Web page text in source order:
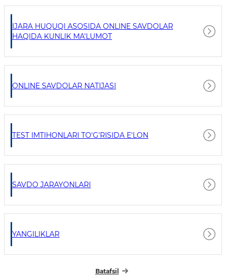
IJARA HUQUQI ASOSIDA ONLINE SAVDOLAR
HAQIDA KUNLIK MA'LUMOT
ONLINE SAVDOLAR NATIJASI
TEST IMTIHONLARI TO'G'RISIDA E'LON
SAVDO JARAYONLARI
YANGILIKLAR
Batafsil